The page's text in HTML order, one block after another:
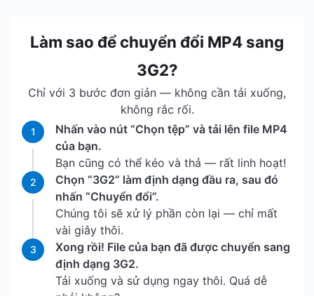
Làm sao để chuyển đổi MP4 sang
3G2?
Chỉ với 3 bước đơn giản — không cần tải xuống,
không rắc rối.
1
Nhấn vào nút “Chọn tệp” và tải lên file MP4
của bạn.
Bạn cũng có thể kéo và thả — rất linh hoạt!
2
Chọn “3G2” làm định dạng đầu ra, sau đó
nhấn “Chuyển đổi”.
Chúng tôi sẽ xử lý phần còn lại — chỉ mất
vài giây thôi.
3
Xong rồi! File của bạn đã được chuyển sang
định dạng 3G2.
Tải xuống và sử dụng ngay thôi. Quá dễ